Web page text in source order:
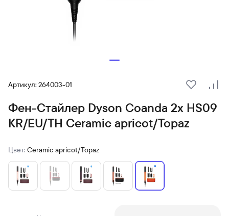
Артикул: 264003-01
В
Фен-Стайлер Dyson Coanda 2x HS09
KR/EU/TH Ceramic apricot/Topaz
Цвет: Ceramic apricot/Topaz